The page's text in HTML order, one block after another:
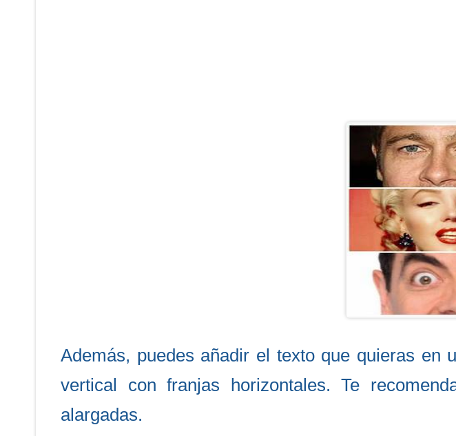
Además, puedes añadir el texto que quieras en
vertical con franjas horizontales. Te
alargadas.